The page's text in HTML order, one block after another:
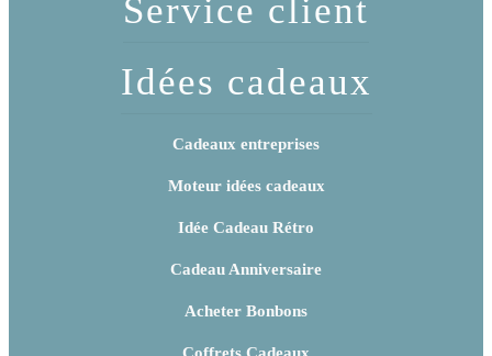
Service client
Idées cadeaux
Cadeaux entreprises
Moteur idées cadeaux
Idée Cadeau Rétro
Cadeau Anniversaire
Acheter Bonbons
Coffrets Cadeaux